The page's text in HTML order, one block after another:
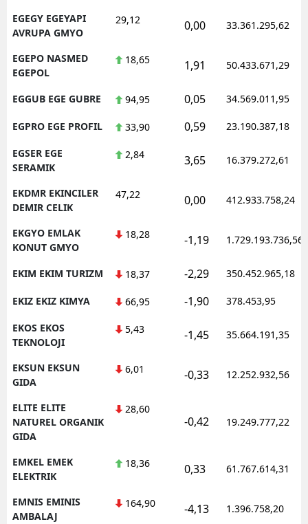
EGEGY EGEYAPI
AVRUPA GMYO
29,12 0,00 33.361.295,62
EGEPO NASMED
EGEPOL
18,65 1,91 50.433.671,29
EGGUB EGE GUBRE 94,95 0,05 34.569.011,95
EGPRO EGE PROFIL 33,90 0,59 23.190.387,18
EGSER EGE
SERAMIK
2,84 3,65 16.379.272,61
EKDMR EKINCILER
DEMIR CELIK
47,22 0,00 412.933.758,24
EKGYO EMLAK
KONUT GMYO
18,28 -1,19 1.729.193.736,56
EKIM EKIM TURIZM 18,37 -2,29 350.452.965,18
EKIZ EKIZ KIMYA 66,95 -1,90 378.453,95
EKOS EKOS
TEKNOLOJI
5,43 -1,45 35.664.191,35
EKSUN EKSUN
GIDA
6,01 -0,33 12.252.932,56
ELITE ELITE
NATUREL ORGANIK
GIDA
28,60
-0,42 19.249.777,22
EMKEL EMEK
ELEKTRIK
18,36 0,33 61.767.614,31
EMNIS EMINIS
AMBALAJ
164,90 -4,13 1.396.758,20